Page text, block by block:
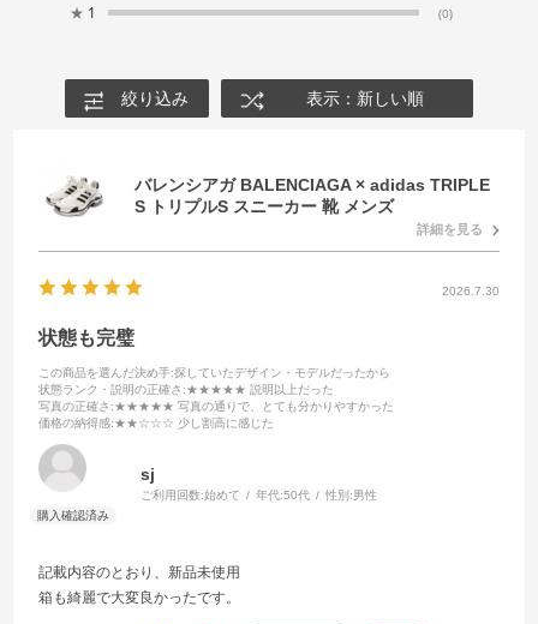
★ 1 (0)
絞り込み 表示：新しい順
バレンシアガ BALENCIAGA × adidas TRIPLE
S トリプルS スニーカー 靴 メンズ
詳細を見る
2026.7.30
状態も完璧
この商品を選んだ決め手:探していたデザイン・モデルだったから
状態ランク・説明の正確さ :★★★★★ 説明以上だった
写真の正確さ :★★★★★ 写真の通りで、とても分かりやすかった
価格の納得感:★★☆☆☆ 少し割高に感じた
sj
ご利用回数:始めて 年代:50代 性別:男性
記載内容のとおり、新品未使用
箱も綺麗で大変良かったです。